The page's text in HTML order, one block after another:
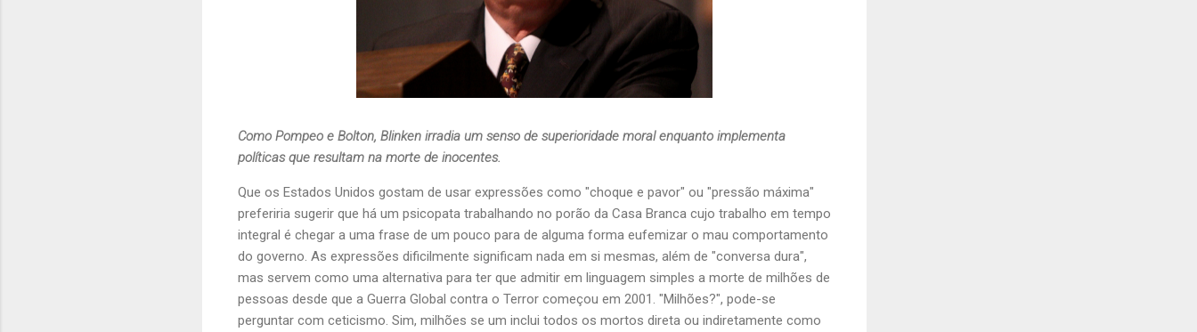
Como Pompeo e Bolton, Blinken irradia um senso de superioridade moral enquanto implementa
políticas que resultam na morte de inocentes.
Que os Estados Unidos gostam de usar expressões como "choque e pavor" ou "pressão máxima"
preferiria sugerir que há um psicopata trabalhando no porão da Casa Branca cujo trabalho em tempo
integral é chegar a uma frase de um pouco para de alguma forma eufemizar o mau comportamento
do governo. As expressões dificilmente significam nada em si mesmas, além de "conversa dura",
mas servem como uma alternativa para ter que admitir em linguagem simples a morte de milhões de
pessoas desde que a Guerra Global contra o Terror começou em 2001. "Milhões?", pode-se
perguntar com ceticismo. Sim, milhões se um inclui todos os mortos direta ou indiretamente como